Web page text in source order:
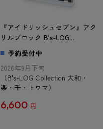
『アイドリッシュセブン』アク
リルブロック B's-LOG
Collection 大和・楽・千・トウ
マ
予約受付中
2026年9月下旬
（B's-LOG Collection 大和・
楽・千・トウマ）
6,600 円